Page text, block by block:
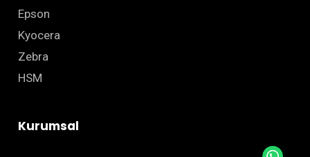
Epson
Kyocera
Zebra
HSM
Kurumsal